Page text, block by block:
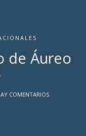
de Áureo
COMENTARIOS